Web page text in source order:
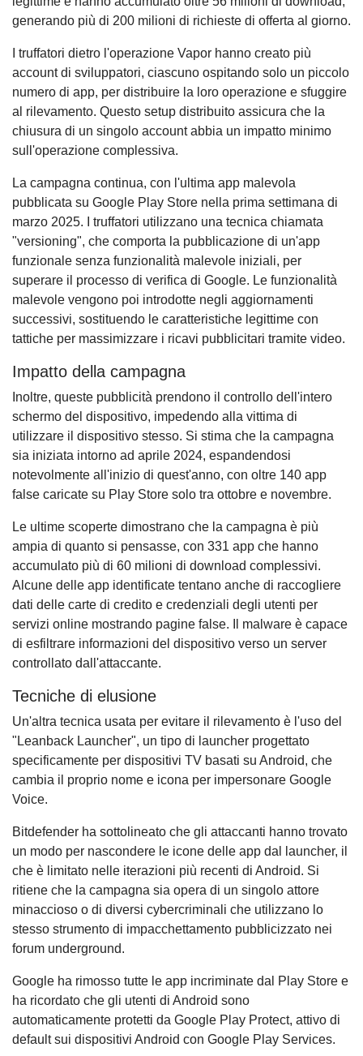
generando più di 200 milioni di richieste di offerta al giorno.
I truffatori dietro l'operazione Vapor hanno creato più
account di sviluppatori, ciascuno ospitando solo un piccolo
numero di app, per distribuire la loro operazione e sfuggire
al rilevamento. Questo setup distribuito assicura che la
chiusura di un singolo account abbia un impatto minimo
sull'operazione complessiva.
La campagna continua, con l'ultima app malevola
pubblicata su Google Play Store nella prima settimana di
marzo 2025. I truffatori utilizzano una tecnica chiamata
"versioning", che comporta la pubblicazione di un'app
funzionale senza funzionalità malevole iniziali, per
superare il processo di verifica di Google. Le funzionalità
malevole vengono poi introdotte negli aggiornamenti
successivi, sostituendo le caratteristiche legittime con
tattiche per massimizzare i ricavi pubblicitari tramite video.
Impatto della campagna
Inoltre, queste pubblicità prendono il controllo dell'intero
schermo del dispositivo, impedendo alla vittima di
utilizzare il dispositivo stesso. Si stima che la campagna
sia iniziata intorno ad aprile 2024, espandendosi
notevolmente all'inizio di quest'anno, con oltre 140 app
false caricate su Play Store solo tra ottobre e novembre.
Le ultime scoperte dimostrano che la campagna è più
ampia di quanto si pensasse, con 331 app che hanno
accumulato più di 60 milioni di download complessivi.
Alcune delle app identificate tentano anche di raccogliere
dati delle carte di credito e credenziali degli utenti per
servizi online mostrando pagine false. Il malware è capace
di esfiltrare informazioni del dispositivo verso un server
controllato dall'attaccante.
Tecniche di elusione
Un'altra tecnica usata per evitare il rilevamento è l'uso del
"Leanback Launcher", un tipo di launcher progettato
specificamente per dispositivi TV basati su Android, che
cambia il proprio nome e icona per impersonare Google
Voice.
Bitdefender ha sottolineato che gli attaccanti hanno trovato
un modo per nascondere le icone delle app dal launcher, il
che è limitato nelle iterazioni più recenti di Android. Si
ritiene che la campagna sia opera di un singolo attore
minaccioso o di diversi cybercriminali che utilizzano lo
stesso strumento di impacchettamento pubblicizzato nei
forum underground.
Google ha rimosso tutte le app incriminate dal Play Store e
ha ricordato che gli utenti di Android sono
automaticamente protetti da Google Play Protect, attivo di
default sui dispositivi Android con Google Play Services.